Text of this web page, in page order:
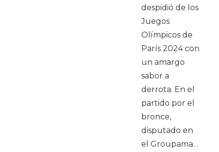
despidió de los
Juegos
Olímpicos de
París 2024 con
un amargo
sabor a
derrota. En el
partido por el
bronce,
disputado en
el Groupama…